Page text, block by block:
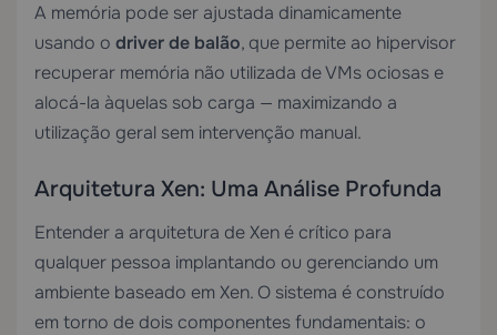
A memória pode ser ajustada dinamicamente
usando o driver de balão, que permite ao hipervisor
recuperar memória não utilizada de VMs ociosas e
alocá-la àquelas sob carga — maximizando a
utilização geral sem intervenção manual.
Arquitetura Xen: Uma Análise Profunda
Entender a arquitetura de Xen é crítico para
qualquer pessoa implantando ou gerenciando um
ambiente baseado em Xen. O sistema é construído
em torno de dois componentes fundamentais: o